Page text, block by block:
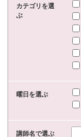
カテゴリを選
ぶ
曜日を選ぶ
講師名で選ぶ